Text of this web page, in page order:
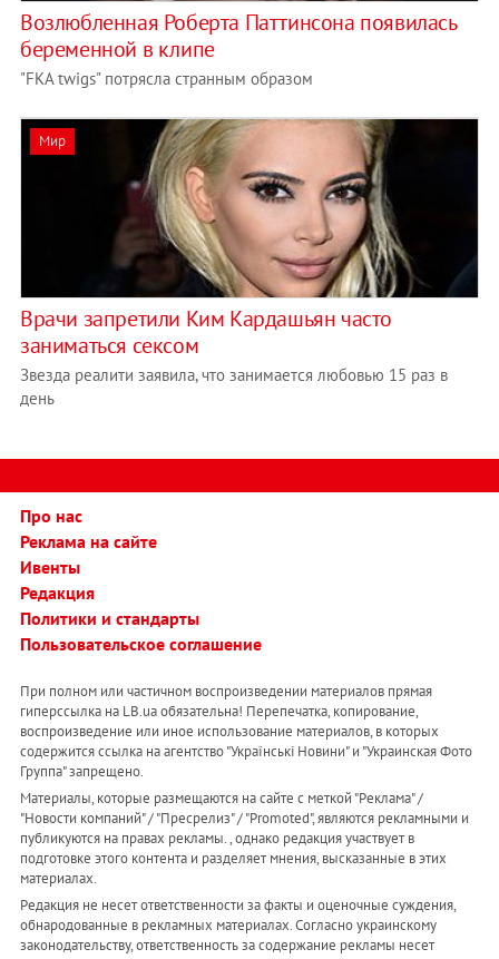
Возлюбленная Роберта Паттинсона появилась
беременной в клипе
"FKA twigs" потрясла странным образом
Мир
Врачи запретили Ким Кардашьян часто
заниматься сексом
Звезда реалити заявила, что занимается любовью 15 раз в
день
Про нас
Реклама на сайте
Ивенты
Редакция
Политики и стандарты
Пользовательское соглашение
При полном или частичном воспроизведении материалов прямая
гиперссылка на LB.ua обязательна! Перепечатка, копирование,
воспроизведение или иное использование материалов, в которых
содержится ссылка на агентство "Українськi Новини" и "Украинская Фото
Группа" запрещено.
Материалы, которые размещаются на сайте с меткой "Реклама" /
"Новости компаний" / "Пресрелиз" / "Promoted", являются рекламными и
публикуются на правах рекламы. , однако редакция участвует в
подготовке этого контента и разделяет мнения, высказанные в этих
материалах.
Редакция не несет ответственности за факты и оценочные суждения,
обнародованные в рекламных материалах. Согласно украинскому
законодательству, ответственность за содержание рекламы несет